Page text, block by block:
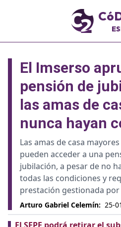
El Imserso
pensión de
las amas de
nunca hayan
Las amas de casa
pueden acceder a una
jubilación, a pesar de no
todas las condiciones y
prestación gestionada por
Arturo Gabriel Celemín: 25-